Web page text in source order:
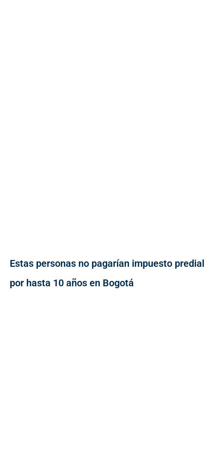
Estas personas no pagarían impuesto predial
por hasta 10 años en Bogotá